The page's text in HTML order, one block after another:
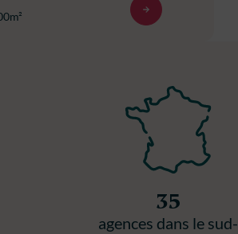
35
agences dans le sud-